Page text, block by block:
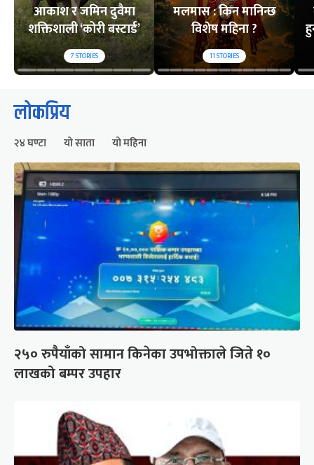
आकाश र जमिन दुवैमा
शक्तिशाली ‘कोरी बस्टार्ड’
7STORIES
मलमास : किन मानिन्छ
विशेष महिना ?
11STORIES
लोकप्रिय
२४ घण्टा यो साता यो महिना
२५० रुपैयाँको सामान किनेका उपभोक्ताले जिते १०
लाखको बम्पर उपहार